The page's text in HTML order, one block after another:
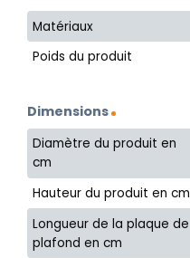
Matériaux
Poids du produit
Dimensions
Diamètre du produit en
cm
Hauteur du produit en cm
Longueur de la plaque de
plafond en cm